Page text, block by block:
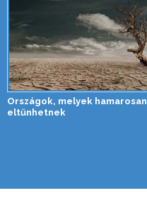
Országok, melyek hamarosan
eltűnhetnek